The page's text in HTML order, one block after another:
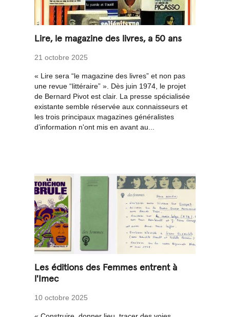
Lire, le magazine des livres, a 50 ans
21 octobre 2025
« Lire sera “le magazine des livres” et non pas
une revue “littéraire” ». Dès juin 1974, le projet
de Bernard Pivot est clair. La presse spécialisée
existante semble réservée aux connaisseurs et
les trois principaux magazines généralistes
d’information n'ont mis en avant au...
Les éditions des Femmes entrent à
l'Imec
10 octobre 2025